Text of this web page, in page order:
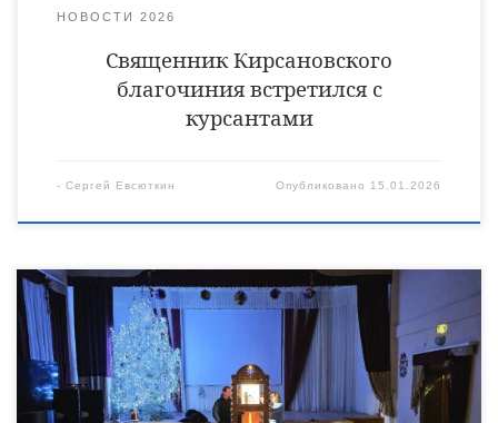
НОВОСТИ 2026
Священник Кирсановского
благочиния встретился с
курсантами
- Сергей Евсюткин Опубликовано 15.01.2026
Сотрудники миссионерского и молодежного отделов
Уваровской епархии совместно с братиями возрождающегося
Спасо-Преображенского мужского монастыря поселка Демьян
Бедный Жердевского благочиния посетили ребят из ТОГБУ
«Центр семьи и помощи детям имени Г. В. Чичерина» села